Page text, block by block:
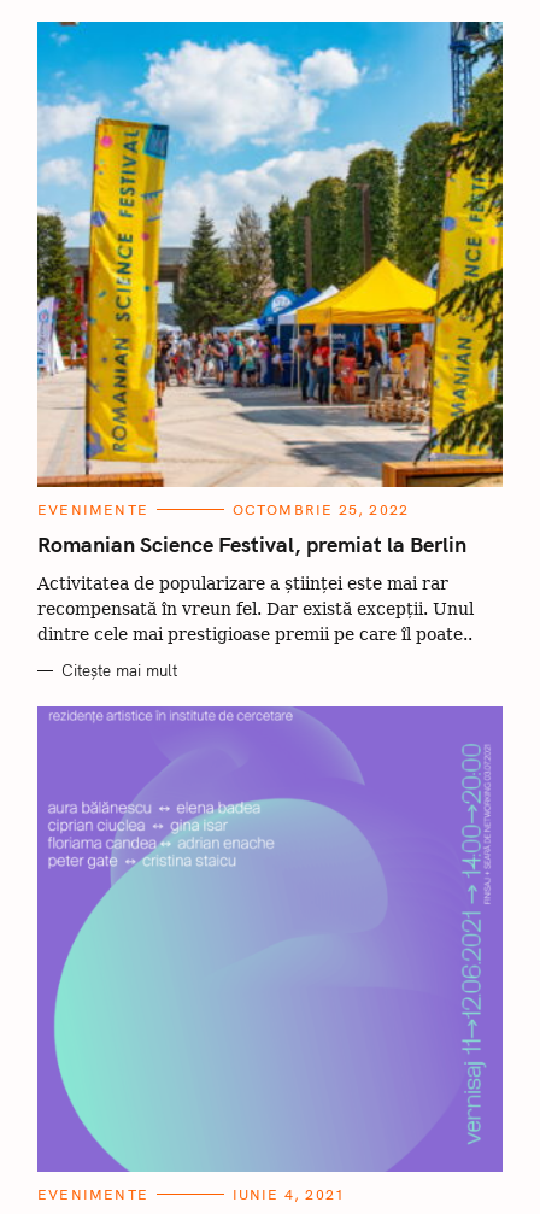
C
T
E
O
R
I
I
EVENIMENTE OCTOMBRIE 25, 2022
Romanian Science Festival, premiat la Berlin
Activitatea de popularizare a științei este mai rar
recompensată în vreun fel. Dar există excepții. Unul
dintre cele mai prestigioase premii pe care îl poate..
Citește mai mult
C
EVENIMENTE IUNIE 4, 2021